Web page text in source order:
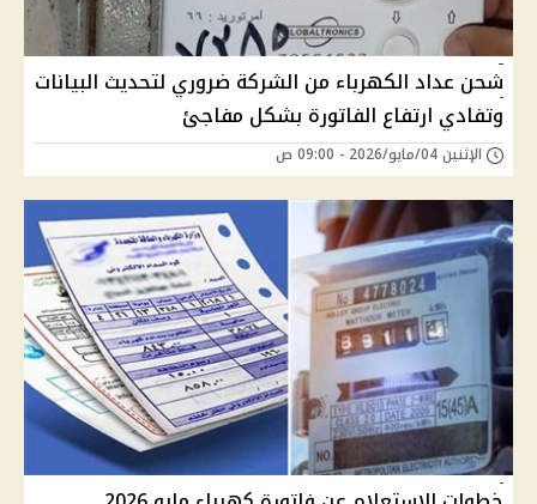
شحن عداد الكهرباء من الشركة ضروري لتحديث البيانات
وتفادي ارتفاع الفاتورة بشكل مفاجئ
الإثنين 04/مايو/2026 - 09:00 ص